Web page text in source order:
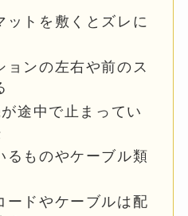
ットを敷くとズレに
ョンの左右や前のス
途中で止まってい
るものやケーブル類
ードやケーブルは配